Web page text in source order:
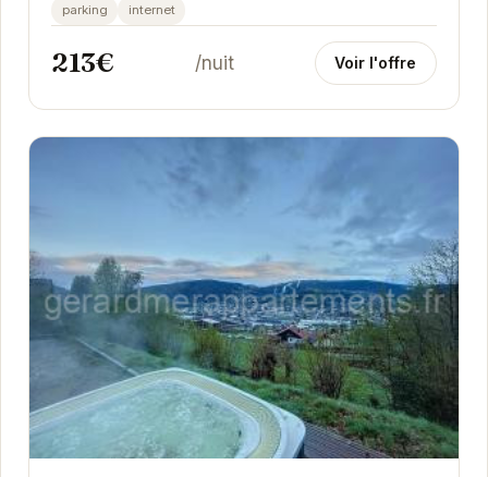
parking internet
213€ /nuit Voir l'offre